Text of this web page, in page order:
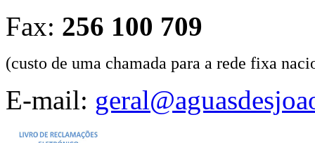
Fax: 256 100 709
(custo de uma chamada para a rede fixa
E-mail: